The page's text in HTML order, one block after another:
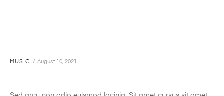
MUSIC August 10, 2021